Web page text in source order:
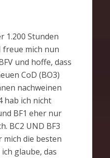
1.200 Stunden
freue mich nun
und hoffe, dass
CoD (BO3)
nachweinen
hab ich nicht
BF1 eher nur
BC2 UND BF3
mich die besten
glaube, das